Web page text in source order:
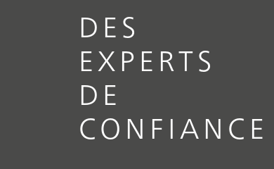
DES
EXPERTS
DE
CONFIANCE